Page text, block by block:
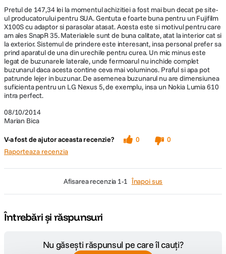
08/10/2014
Marian Bica
Pretul de 147,34 lei la momentul achizitiei a fost mai bun decat pe site-
ul producatorului pentru SUA. Gentuta e foarte buna pentru un Fujifilm
X100S cu adaptor si parasolar atasat. Acesta este si motivul pentru care
am ales SnapR 35. Materialele sunt de buna calitate, atat la interior cat si
la exterior. Sistemul de prindere este interesant, insa personal prefer sa
prind aparatul de una din urechile pentru curea. Un mic minus este
legat de buzunarele laterale, unde fermoarul nu inchide complet
buzunarul daca acesta contine ceva mai voluminos. Praful si apa pot
patrunde lejer in buzunar. De asemenea buzunarul nu are dimensiunea
suficienta pentru un LG Nexus 5, de exemplu, insa un Nokia Lumia 610
intra perfect.
V-a fost de ajutor aceasta recenzie? 0
0
Raporteaza recenzia
afisarea recenzia 1-1 Înapoi sus
Întrebări și răspunsuri
Nu găsești răspunsul pe care îl cauți?